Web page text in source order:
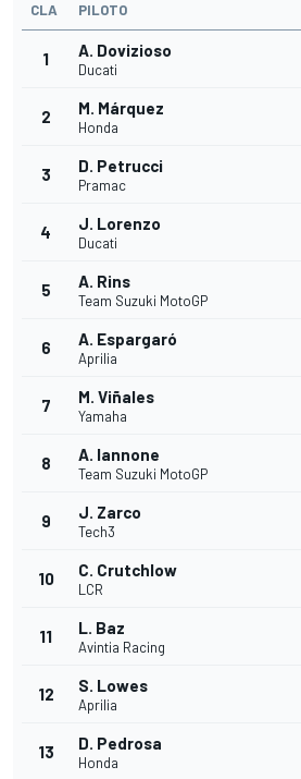
CLA PILOTO
1 A. Dovizioso
Ducati
2 M. Márquez
Honda
3 D. Petrucci
Pramac
4 J. Lorenzo
Ducati
5 A. Rins
Team Suzuki MotoGP
6 A. Espargaró
Aprilia
7 M. Viñales
Yamaha
8 A. Iannone
Team Suzuki MotoGP
9 J. Zarco
Tech3
10 C. Crutchlow
LCR
11 L. Baz
Avintia Racing
12 S. Lowes
Aprilia
13 D. Pedrosa
Honda